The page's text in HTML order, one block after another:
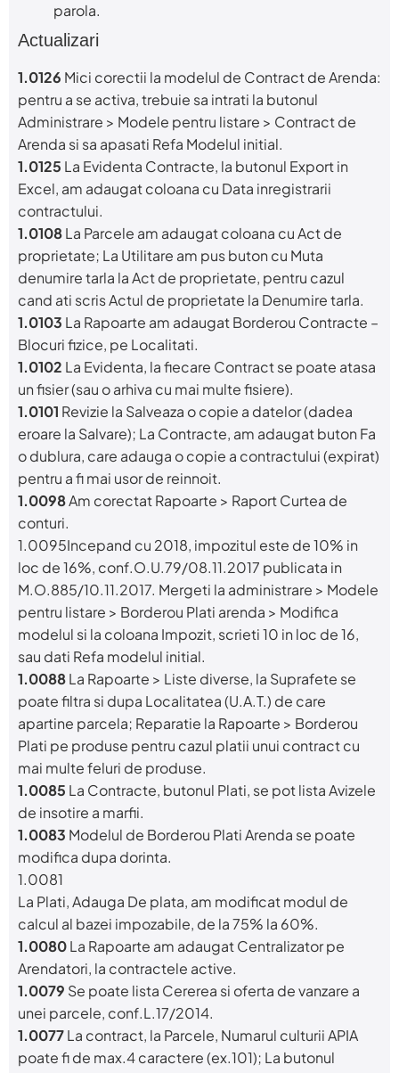
parola.
Actualizari
1.0126 Mici corectii la modelul de Contract de Arenda:
pentru a se activa, trebuie sa intrati la butonul
Administrare > Modele pentru listare > Contract de
Arenda si sa apasati Refa Modelul initial.
1.0125 La Evidenta Contracte, la butonul Export in
Excel, am adaugat coloana cu Data inregistrarii
contractului.
1.0108La Parcele am adaugat coloana cu Act de
proprietate; La Utilitare am pus buton cu Muta
denumire tarla la Act de proprietate, pentru cazul
cand ati scris Actul de proprietate la Denumire tarla.
1.0103 La Rapoarte am adaugat Borderou Contracte –
Blocuri fizice, pe Localitati.
1.0102 La Evidenta, la fiecare Contract se poate atasa
un fisier (sau o arhiva cu mai multe fisiere).
1.0101 Revizie la Salveaza o copie a datelor (dadea
eroare la Salvare); La Contracte, am adaugat buton Fa
o dublura, care adauga o copie a contractului (expirat)
pentru a fi mai usor de reinnoit.
1.0098Am corectat Rapoarte > Raport Curtea de
conturi.
1.0095Incepand cu 2018, impozitul este de 10% in
loc de 16%, conf.O.U.79/08.11.2017 publicata in
M.O.885/10.11.2017. Mergeti la administrare > Modele
pentru listare > Borderou Plati arenda > Modifica
modelul si la coloana Impozit, scrieti 10 in loc de 16,
sau dati Refa modelul initial.
1.0088La Rapoarte > Liste diverse, la Suprafete se
poate filtra si dupa Localitatea (U.A.T.) de care
apartine parcela; Reparatie la Rapoarte > Borderou
Plati pe produse pentru cazul platii unui contract cu
mai multe feluri de produse.
1.0085 La Contracte, butonul Plati, se pot lista Avizele
de insotire a marfii.
1.0083 Modelul de Borderou Plati Arenda se poate
modifica dupa dorinta.
1.0081
La Plati, Adauga De plata, am modificat modul de
calcul al bazei impozabile, de la 75% la 60%.
1.0080La Rapoarte am adaugat Centralizator pe
Arendatori, la contractele active.
1.0079 Se poate lista Cererea si oferta de vanzare a
unei parcele, conf.L.17/2014.
1.0077La contract, la Parcele, Numarul culturii APIA
poate fi de max.4 caractere (ex.101); La butonul